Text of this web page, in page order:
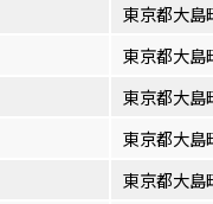
東京都大島
東京都大島
東京都大島
東京都大島
東京都大島